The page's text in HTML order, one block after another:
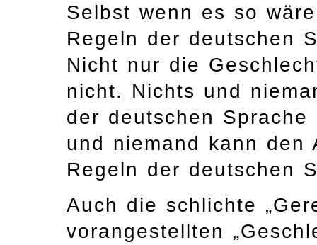
Selbst wenn es so
Regeln der deutschen
Nicht nur die
nicht. Nichts und
der deutschen
und niemand kann den
Regeln der deutschen
Auch die schlichte
vorangestellten